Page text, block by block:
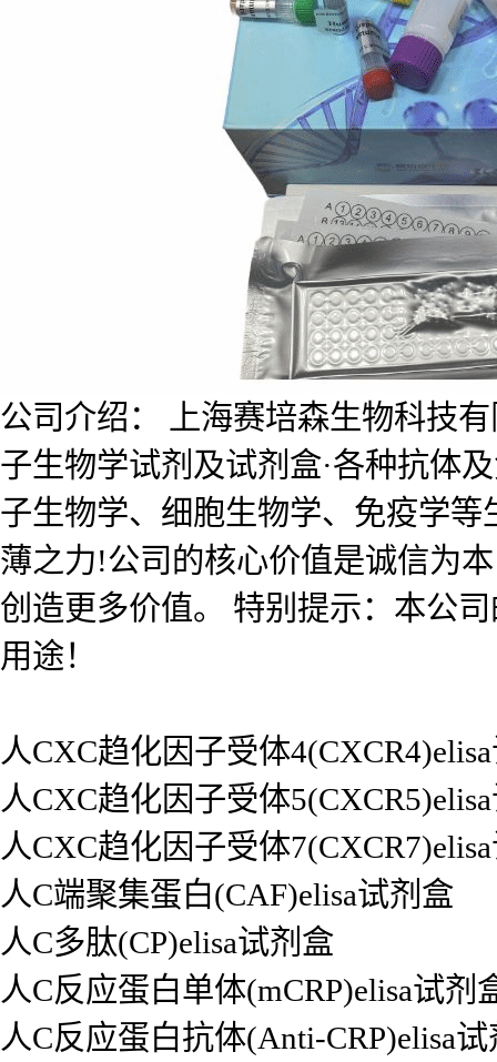
公司介绍： 上海赛培森生物科技有
子生物学试剂及试剂盒·各种抗体
子生物学、细胞生物学、免疫学
薄之力!公司的核心价值是诚信为
创造更多价值。 特别提示：本公
用途！
人CXC趋化因子受体
人CXC趋化因子受体
人CXC趋化因子受体
人C端聚集蛋白(CAF)elisa试剂盒
人C多肽(CP)elisa试剂盒
人C反应蛋白单体(mCRP)elisa试剂
人C反应蛋白抗体(Anti-CRP)elisa